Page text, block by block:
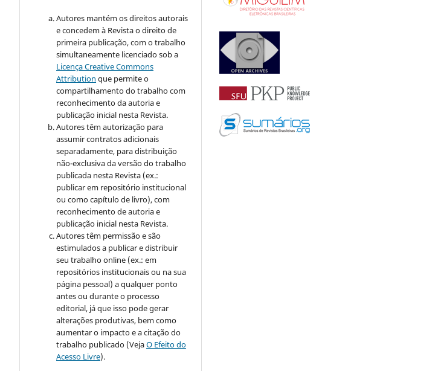
Autores mantém os direitos autorais
e concedem à Revista o direito de
primeira publicação, com o trabalho
simultaneamente licenciado sob a
Licença Creative Commons
Attribution que permite o
compartilhamento do trabalho com
reconhecimento da autoria e
publicação inicial nesta Revista.
Autores têm autorização para
assumir contratos adicionais
separadamente, para distribuição
não-exclusiva da versão do trabalho
publicada nesta Revista (ex.:
publicar em repositório institucional
ou como capítulo de livro), com
reconhecimento de autoria e
publicação inicial nesta Revista.
Autores têm permissão e são
estimulados a publicar e distribuir
seu trabalho online (ex.: em
repositórios institucionais ou na sua
página pessoal) a qualquer ponto
antes ou durante o processo
editorial, já que isso pode gerar
alterações produtivas, bem como
aumentar o impacto e a citação do
trabalho publicado (VejaO Efeito do
Acesso Livre).